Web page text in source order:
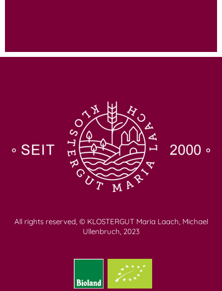
All rights reserved, © KLOSTERGUT Maria Laach, Michael
Ullenbruch, 2023